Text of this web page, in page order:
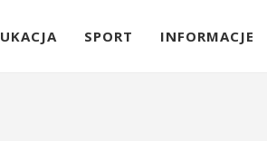
SPORT INFORMACJE